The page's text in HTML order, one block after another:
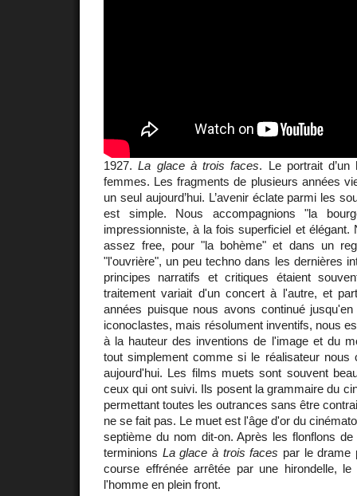
1927.La glace à trois faces. Le portrait
femmes. Les fragments de plusieurs années
un seul aujourd’hui. L’avenir éclate parmi les
est simple. Nous accompagnions "la
impressionniste, à la fois superficiel et élégant.
assez free, pour "la bohème" et dans un
"l'ouvrière", un peu techno dans les dernières
principes narratifs et critiques étaient
traitement variait d'un concert à l'autre, et
années puisque nous avons continué
iconoclastes, mais résolument inventifs, nous
à la hauteur des inventions de l'image et du
tout simplement comme si le réalisateur nous
aujourd'hui. Les films muets sont souvent
ceux qui ont suivi. Ils posent la grammaire du
permettant toutes les outrances sans être
ne se fait pas. Le muet est l'âge d'or du
septième du nom dit-on. Après les flonflons
terminions La glace à trois faces par le drame
course effrénée arrêtée par une hirondelle,
l'homme en plein front.